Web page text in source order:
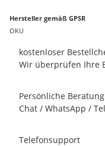
Hersteller gemäß GPSR
OKU
kostenloser
Wir überprüfen Ihre
Persönliche Beratung
Chat / WhatsApp /
Telefonsupport